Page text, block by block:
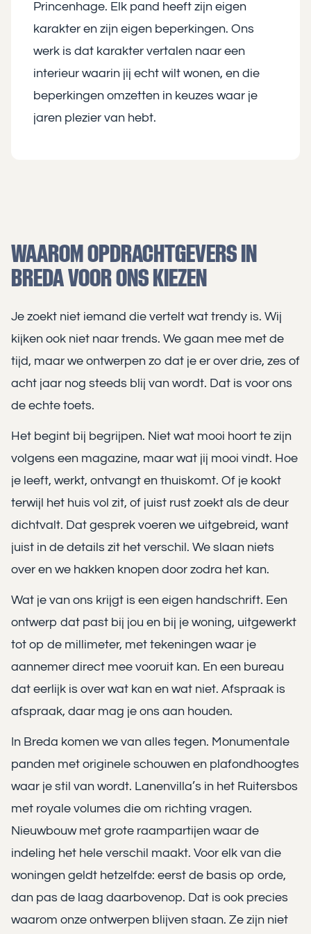
Princenhage. Elk pand heeft zijn eigen
karakter en zijn eigen beperkingen. Ons
werk is dat karakter vertalen naar een
interieur waarin jij echt wilt wonen, en die
beperkingen omzetten in keuzes waar je
jaren plezier van hebt.
WAAROM OPDRACHTGEVERS IN
BREDA VOOR ONS KIEZEN
Je zoekt niet iemand die vertelt wat trendy is. Wij
kijken ook niet naar trends. We gaan mee met de
tijd, maar we ontwerpen zo dat je er over drie, zes of
acht jaar nog steeds blij van wordt. Dat is voor ons
de echte toets.
Het begint bij begrijpen. Niet wat mooi hoort te zijn
volgens een magazine, maar wat jij mooi vindt. Hoe
je leeft, werkt, ontvangt en thuiskomt. Of je kookt
terwijl het huis vol zit, of juist rust zoekt als de deur
dichtvalt. Dat gesprek voeren we uitgebreid, want
juist in de details zit het verschil. We slaan niets
over en we hakken knopen door zodra het kan.
Wat je van ons krijgt is een eigen handschrift. Een
ontwerp dat past bij jou en bij je woning, uitgewerkt
tot op de millimeter, met tekeningen waar je
aannemer direct mee vooruit kan. En een bureau
dat eerlijk is over wat kan en wat niet. Afspraak is
afspraak, daar mag je ons aan houden.
In Breda komen we van alles tegen. Monumentale
panden met originele schouwen en plafondhoogtes
waar je stil van wordt. Lanenvilla’s in het Ruitersbos
met royale volumes die om richting vragen.
Nieuwbouw met grote raampartijen waar de
indeling het hele verschil maakt. Voor elk van die
woningen geldt hetzelfde: eerst de basis op orde,
dan pas de laag daarbovenop. Dat is ook precies
waarom onze ontwerpen blijven staan. Ze zijn niet